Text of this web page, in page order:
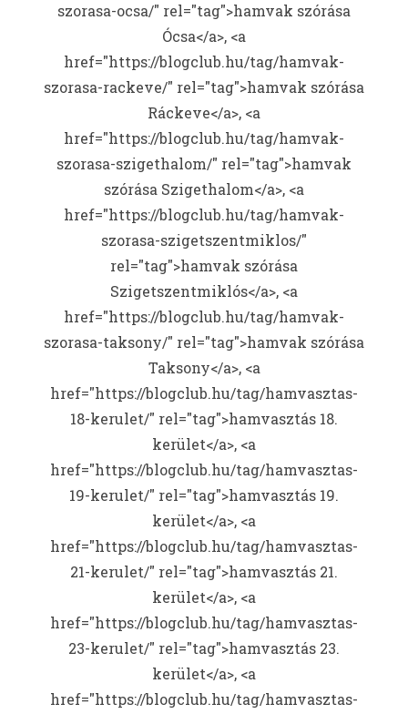
szorasa-ocsa/" rel="tag">hamvak szórása
Ócsa</a>, <a
href="https://blogclub.hu/tag/hamvak-
szorasa-rackeve/" rel="tag">hamvak szórása
Ráckeve</a>, <a
href="https://blogclub.hu/tag/hamvak-
szorasa-szigethalom/" rel="tag">hamvak
szórása Szigethalom</a>, <a
href="https://blogclub.hu/tag/hamvak-
szorasa-szigetszentmiklos/"
rel="tag">hamvak szórása
Szigetszentmiklós</a>, <a
href="https://blogclub.hu/tag/hamvak-
szorasa-taksony/" rel="tag">hamvak szórása
Taksony</a>, <a
href="https://blogclub.hu/tag/hamvasztas-
18-kerulet/" rel="tag">hamvasztás 18.
kerület</a>, <a
href="https://blogclub.hu/tag/hamvasztas-
19-kerulet/" rel="tag">hamvasztás 19.
kerület</a>, <a
href="https://blogclub.hu/tag/hamvasztas-
21-kerulet/" rel="tag">hamvasztás 21.
kerület</a>, <a
href="https://blogclub.hu/tag/hamvasztas-
23-kerulet/" rel="tag">hamvasztás 23.
kerület</a>, <a
href="https://blogclub.hu/tag/hamvasztas-